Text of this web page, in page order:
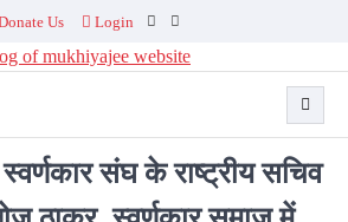
Us Login
Facebook
Twitter
संघ के राष्ट्रीय सचिव